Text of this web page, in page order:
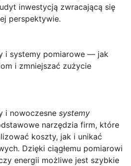
inwestycją zwracającą się
perspektywie.
i systemy pomiarowe — jak
i zmniejszać zużycie
i nowoczesne systemy
narzędzia firm, które
koszty, jak i unikać
Dzięki ciągłemu pomiarowi
energii możliwe jest szybkie